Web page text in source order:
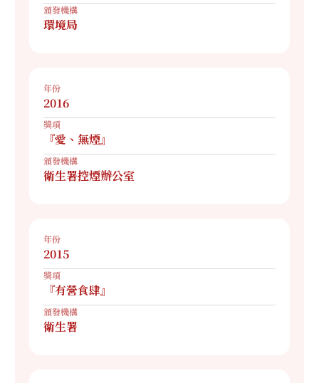
頒發機構
環境局
年份
2016
獎項
『愛、無煙』
頒發機構
衛生署控煙辦公室
年份
2015
獎項
『有營食肆』
頒發機構
衛生署